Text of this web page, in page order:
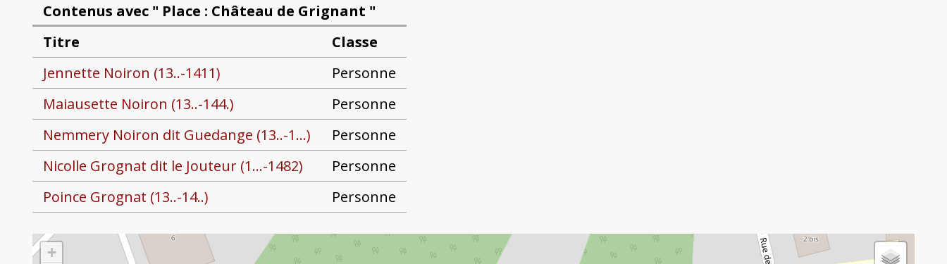
Contenus avec " Place : Château de Grignant "
Titre
Classe
Jennette Noiron (13..-1411)
Personne
Maiausette Noiron (13..-144.)
Personne
Nemmery Noiron dit Guedange (13..-1...)
Personne
Nicolle Grognat dit le Jouteur (1...-1482)
Personne
Poince Grognat (13..-14..)
Personne
+